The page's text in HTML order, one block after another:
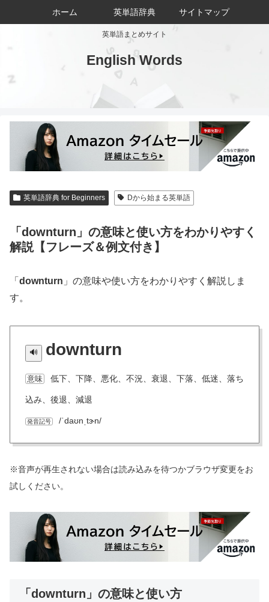
英単語まとめサイト
English Words
ホーム 英単語辞典 サイトマップ
英単語辞典 for Beginners Dから始まる英単語
「downturn」の意味と使い方をわかりやすく
解説【フレーズ＆例文付き】
「 downturn 」の意味や使い方をわかりやすく解説しま
す。
downturn
意味 低下、下降、悪化、不況、衰退、下落、低迷、落ち
込み、後退、減退
発音記号 /ˈdaʊnˌtɝn/
※音声が再生されない場合は読み込みを待つかブラウザ変更をお
試しください。
「downturn」の意味と使い方